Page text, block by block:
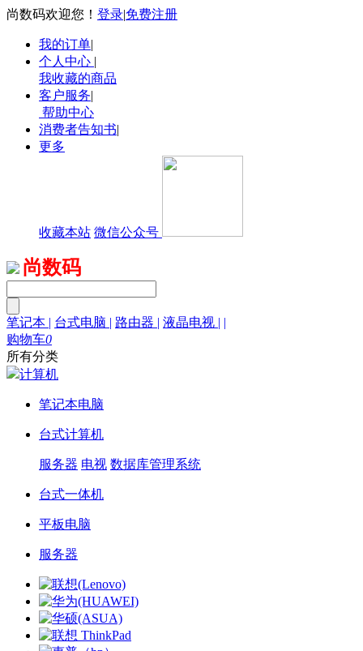
尚数码欢迎您！ 登录|免费注册
我的订单|
个人中心 |
我收藏的商品
客户服务|
帮助中心
消费者告知书|
更多
收藏本站 微信公众号
尚数码
笔记本 | 台式电脑 | 路由器 | 液晶电视 | |
购物车0
所有分类
计算机
笔记本电脑
台式计算机
服务器 电视 数据库管理系统
台式一体机
平板电脑
服务器